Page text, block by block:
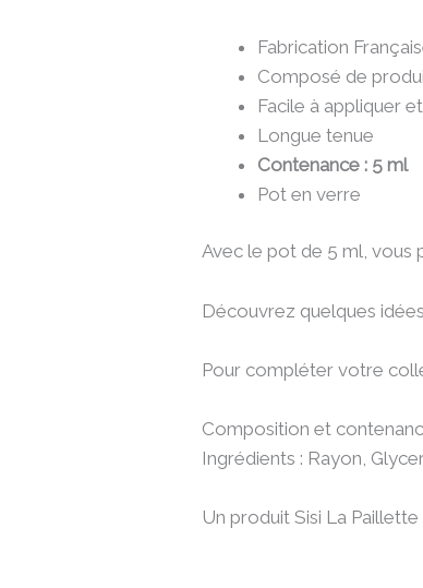
Fabrication
Composé de
Facile à appliquer
Longue tenue
Contenance : 5 ml
Pot en verre
Avec le pot de 5 ml, vous
Découvrez quelques
Pour compléter votre
Composition et
Ingrédients : Rayon,
Un produit Sisi La Paillette